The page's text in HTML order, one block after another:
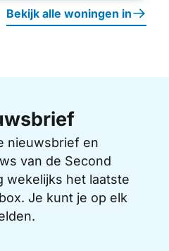
Bekijk alle woningen in
nieuwsbrief en
van de Second
wekelijks het laatste
Je kunt je op elk